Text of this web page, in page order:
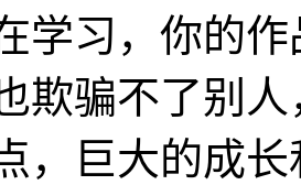
学习，你的
欺骗不了别
，巨大的成